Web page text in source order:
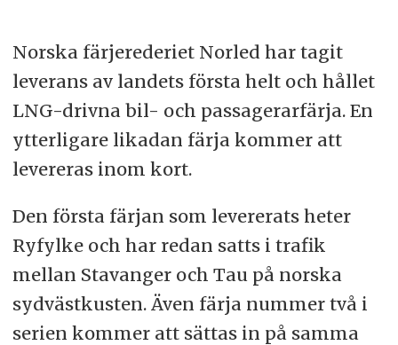
Norska färjerederiet Norled har tagit
leverans av landets första helt och hållet
LNG-drivna bil- och passagerarfärja. En
ytterligare likadan färja kommer att
levereras inom kort.
Den första färjan som levererats heter
Ryfylke och har redan satts i trafik
mellan Stavanger och Tau på norska
sydvästkusten. Även färja nummer två i
serien kommer att sättas in på samma